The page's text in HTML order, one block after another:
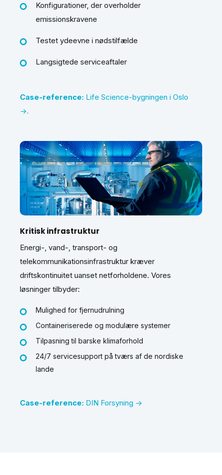
Konfigurationer, der overholder
emissionskravene
Testet ydeevne i nødstilfælde
Langsigtede serviceaftaler
Case-reference: Life Science-bygningen i Oslo
→.
Kritisk infrastruktur
Energi-, vand-, transport- og
telekommunikationsinfrastruktur kræver
driftskontinuitet uanset netforholdene. Vores
løsninger tilbyder:
Mulighed for fjernudrulning
Containeriserede og modulære systemer
Tilpasning til barske klimaforhold
24/7 servicesupport på tværs af de nordiske
lande
Case-reference: DIN Forsyning →